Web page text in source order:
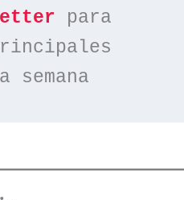
para